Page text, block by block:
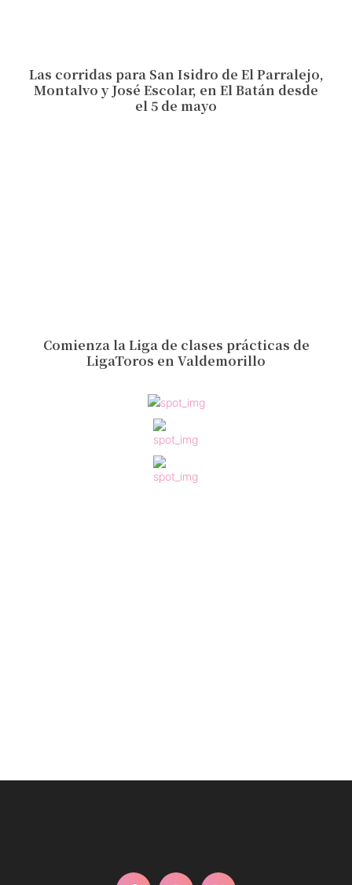
Las corridas para San Isidro de El Parralejo,
Montalvo y José Escolar, en El Batán desde
el 5 de mayo
Comienza la Liga de clases prácticas de
LigaToros en Valdemorillo